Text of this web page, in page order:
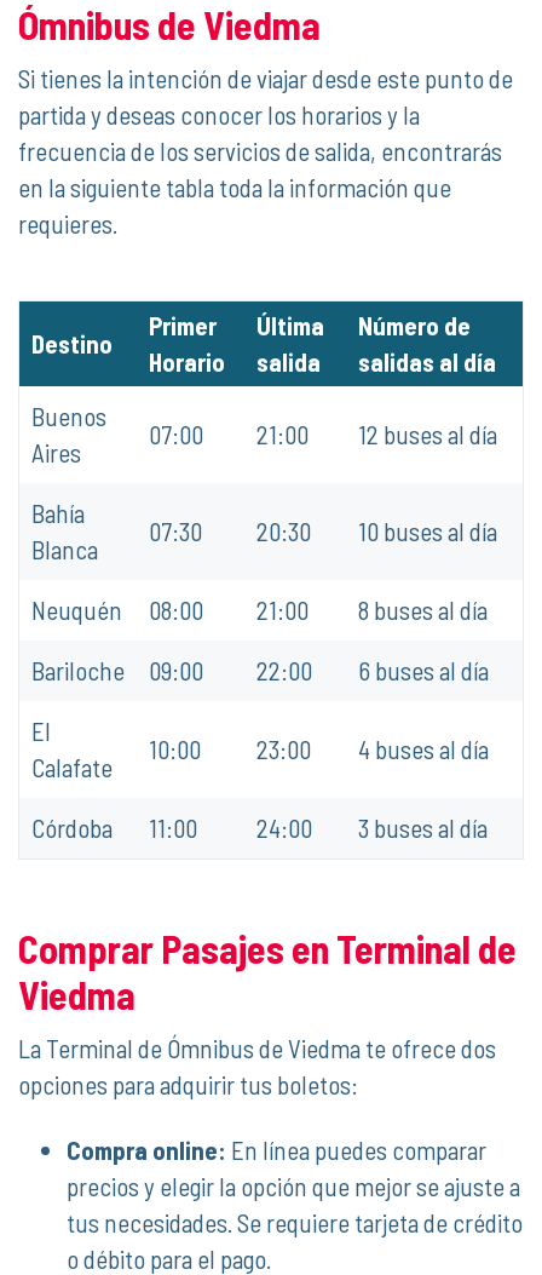
Ómnibus de Viedma
Si tienes la intención de viajar desde este punto de
partida y deseas conocer los horarios y la
frecuencia de los servicios de salida, encontrarás
en la siguiente tabla toda la información que
requieres.
Destino
Primer
Horario
Última
salida
Número de
salidas al día
Buenos
Aires
07:00 21:00 12 buses al día
Bahía
Blanca
07:30 20:30 10 buses al día
Neuquén 08:00 21:00
8 buses al día
Bariloche
09:00 22:00
6 buses al día
El
Calafate
10:00 23:00 4 buses al día
Córdoba 11:00 24:00 3 buses al día
Comprar Pasajes en Terminal de
Viedma
La Terminal de Ómnibus de Viedma te ofrece dos
opciones para adquirir tus boletos:
Compra online: En línea puedes comparar
precios y elegir la opción que mejor se ajuste a
tus necesidades. Se requiere tarjeta de crédito
o débito para el pago.